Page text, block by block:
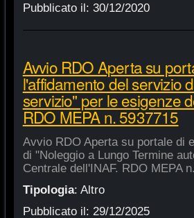
Pubblicato il: 30/12/2020
Avvio RDO Aperta su
l'affidamento del servizio
servizio" per le esigenze
RDO MEPA n. 5937715
Avvio RDO Aperta su portale di
di "Noleggio a Lungo Termine
Centrale dell'INAF. RDO MEPA
Tipologia: Altro
Pubblicato il: 29/12/2025